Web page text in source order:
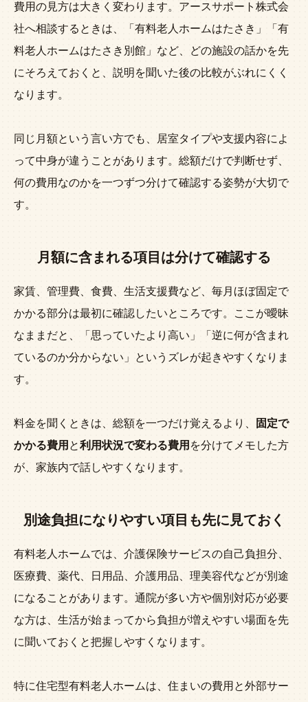
費用の見方は大きく変わります。アースサポート株式会
社へ相談するときは、「有料老人ホームはたさき」「有
料老人ホームはたさき別館」など、どの施設の話かを先
にそろえておくと、説明を聞いた後の比較がぶれにくく
なります。
同じ月額という言い方でも、居室タイプや支援内容によ
って中身が違うことがあります。総額だけで判断せず、
何の費用なのかを一つずつ分けて確認する姿勢が大切で
す。
月額に含まれる項目は分けて確認する
家賃、管理費、食費、生活支援費など、毎月ほぼ固定で
かかる部分は最初に確認したいところです。ここが曖昧
なままだと、「思っていたより高い」「逆に何が含まれ
ているのか分からない」というズレが起きやすくなりま
す。
料金を聞くときは、総額を一つだけ覚えるより、
固定で
かかる費用 と利用状況で変わる費用 を分けてメモした方
が、家族内で話しやすくなります。
別途負担になりやすい項目も先に見ておく
有料老人ホームでは、介護保険サービスの自己負担分、
医療費、薬代、日用品、介護用品、理美容代などが別途
になることがあります。通院が多い方や個別対応が必要
な方は、生活が始まってから負担が増えやすい場面を先
に聞いておくと把握しやすくなります。
特に住宅型有料老人ホームは、住まいの費用と外部サー